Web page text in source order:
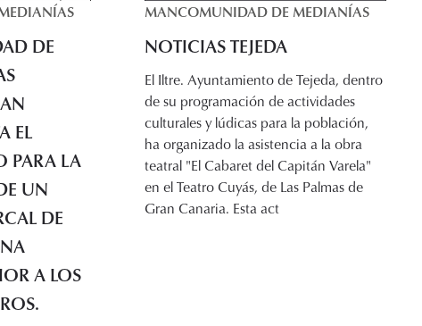
DE
EL
PARA LA
UN
DE
A LOS
MANCOMUNIDAD DE MEDIANÍAS
NOTICIAS TEJEDA
El Iltre. Ayuntamiento de Tejeda, dentro
de su programación de actividades
culturales y lúdicas para la población,
ha organizado la asistencia a la obra
teatral "El Cabaret del Capitán Varela"
en el Teatro Cuyás, de Las Palmas de
Gran Canaria. Esta act